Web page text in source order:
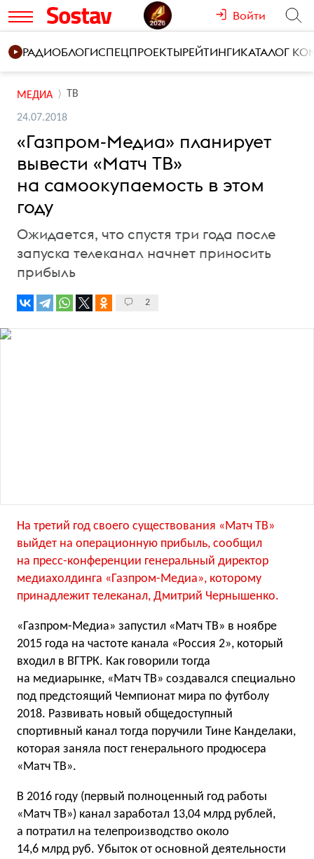
Войти
РАДИОБЛОГИСПЕЦПРОЕКТЫРЕЙТИНГИКАТАЛОГ
МЕДИА ТВ
24.07.2018
«Газпром-Медиа» планирует
вывести «Матч ТВ»
на самоокупаемость в этом
году
Ожидается, что спустя три года после
запуска телеканал начнет приносить
прибыль
2
На третий год своего существования «Матч ТВ»
выйдет на операционную прибыль, сообщил
на пресс-конференции генеральный директор
медиахолдинга «Газпром-Медиа», которому
принадлежит телеканал, Дмитрий Чернышенко.
«Газпром-Медиа» запустил «Матч ТВ» в ноябре
2015 года на частоте канала «Россия 2», который
входил в ВГТРК. Как говорили тогда
на медиарынке, «Матч ТВ» создавался специально
под предстоящий Чемпионат мира по футболу
2018. Развивать новый общедоступный
спортивный канал тогда поручили Тине Канделаки,
которая заняла пост генерального продюсера
«Матч ТВ».
В 2016 году (первый полноценный год работы
«Матч ТВ») канал заработал 13,04 млрд рублей,
а потратил на телепроизводство около
14,6 млрд руб. Убыток от основной деятельности